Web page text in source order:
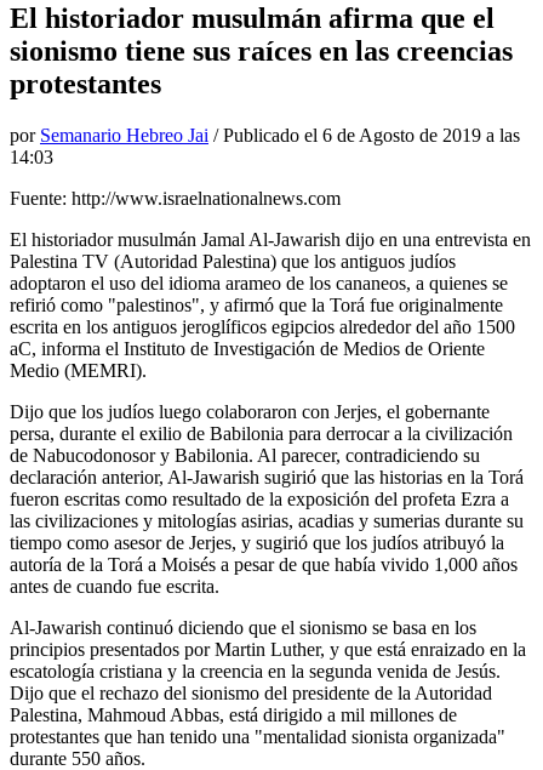
El historiador musulmán afirma que el
sionismo tiene sus raíces en las creencias
protestantes
por Semanario Hebreo Jai / Publicado el 6 de Agosto de 2019 a las
14:03
Fuente: http://www.israelnationalnews.com
El historiador musulmán Jamal Al-Jawarish dijo en una entrevista en
Palestina TV (Autoridad Palestina) que los antiguos judíos
adoptaron el uso del idioma arameo de los cananeos, a quienes se
refirió como "palestinos", y afirmó que la Torá fue originalmente
escrita en los antiguos jeroglíficos egipcios alrededor del año 1500
aC, informa el Instituto de Investigación de Medios de Oriente
Medio (MEMRI).
Dijo que los judíos luego colaboraron con Jerjes, el gobernante
persa, durante el exilio de Babilonia para derrocar a la civilización
de Nabucodonosor y Babilonia. Al parecer, contradiciendo su
declaración anterior, Al-Jawarish sugirió que las historias en la Torá
fueron escritas como resultado de la exposición del profeta Ezra a
las civilizaciones y mitologías asirias, acadias y sumerias durante su
tiempo como asesor de Jerjes, y sugirió que los judíos atribuyó la
autoría de la Torá a Moisés a pesar de que había vivido 1,000 años
antes de cuando fue escrita.
Al-Jawarish continuó diciendo que el sionismo se basa en los
principios presentados por Martin Luther, y que está enraizado en la
escatología cristiana y la creencia en la segunda venida de Jesús.
Dijo que el rechazo del sionismo del presidente de la Autoridad
Palestina, Mahmoud Abbas, está dirigido a mil millones de
protestantes que han tenido una "mentalidad sionista organizada"
durante 550 años.